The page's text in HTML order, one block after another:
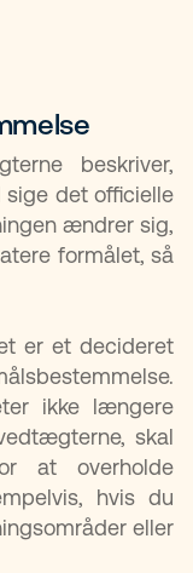
beskriver,
sige det officielle
ændrer sig,
formålet, så
er et decideret
ikke længere
skal
at overholde
hvis du
eller